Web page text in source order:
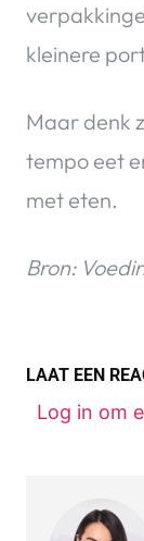
kleinere
Maar denk
tempo eet
met eten.
Bron:
LAAT EEN
Log in om